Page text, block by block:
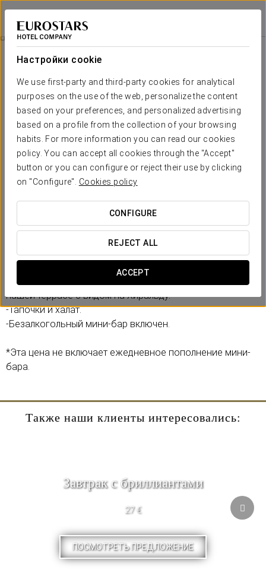
Настройки cookie
We use first-party and third-party cookies for analytical
purposes on the use of the web, personalize the content
based on your preferences, and personalized advertising
based on a profile from the collection of your browsing
habits. For more information you can read our cookies
policy. You can accept all cookies through the "Accept"
button or you can configure or reject their use by clicking
on "Configure". Cookies policy
CONFIGURE
REJECT ALL
ACCEPT
Eurostars Sevilla Boutique
СЕВИЛЬЯ
Eurostars Vip
35€
Eurostars VIP
В бутике Eurostars Sevilla мы подготовили все, чтобы вы
могли насладиться незабываемыми впечатлениями.
-Поднос с закусками в сопровождении бокала вина на
нашей террасе с видом на Хиральду.
-Тапочки и халат.
-Безалкогольный мини-бар включен.
*Эта цена не включает ежедневное пополнение мини-
бара.
Также наши клиенты интересовались:
Завтрак с бриллиантами
27 €
ПОСМОТРЕТЬ ПРЕДЛОЖЕНИЕ